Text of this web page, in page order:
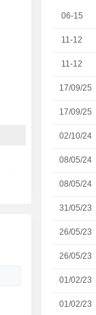
06-15
11-12
11-12
17/09/25
17/09/25
02/10/24
08/05/24
08/05/24
31/05/23
26/05/23
26/05/23
01/02/23
01/02/23